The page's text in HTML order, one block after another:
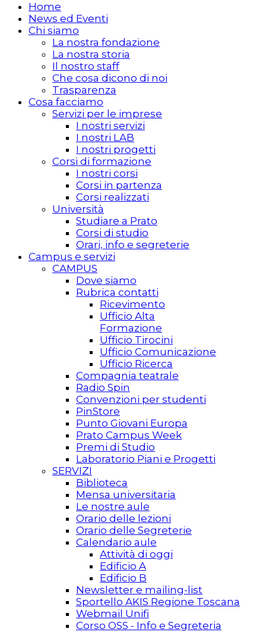
Home
News ed Eventi
Chi siamo
La nostra fondazione
La nostra storia
Il nostro staff
Che cosa dicono di noi
Trasparenza
Cosa facciamo
Servizi per le imprese
I nostri servizi
I nostri LAB
I nostri progetti
Corsi di formazione
I nostri corsi
Corsi in partenza
Corsi realizzati
Università
Studiare a Prato
Corsi di studio
Orari, info e segreterie
Campus e servizi
CAMPUS
Dove siamo
Rubrica contatti
Ricevimento
Ufficio Alta
Formazione
Ufficio Tirocini
Ufficio Comunicazione
Ufficio Ricerca
Compagnia teatrale
Radio Spin
Convenzioni per studenti
PinStore
Punto Giovani Europa
Prato Campus Week
Premi di Studio
Laboratorio Piani e Progetti
SERVIZI
Biblioteca
Mensa universitaria
Le nostre aule
Orario delle lezioni
Orario delle Segreterie
Calendario aule
Attività di oggi
Edificio A
Edificio B
Newsletter e mailing-list
Sportello AKIS Regione Toscana
Webmail Unifi
Corso OSS - Info e Segreteria